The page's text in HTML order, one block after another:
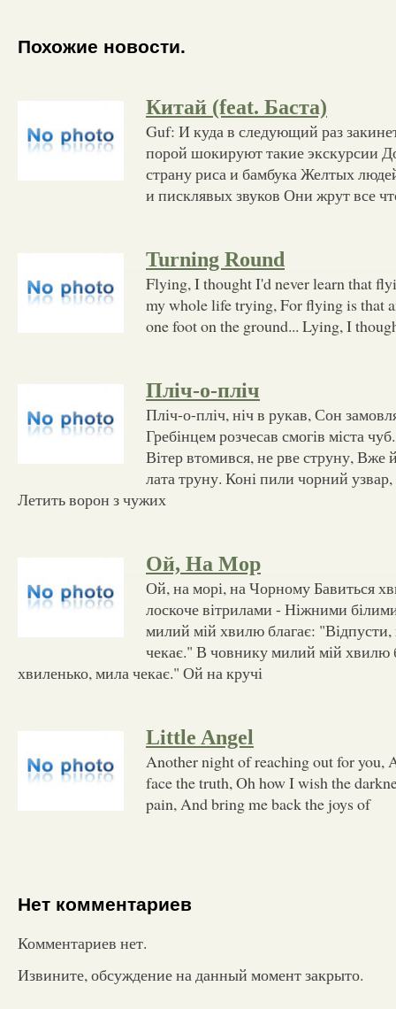
Похожие новости.
Китай (feat. Баста)
Guf: И куда в следующий раз
порой шокируют такие экскурсии
страну риса и бамбука Желтых
и писклявых звуков Они жрут все
Turning Round
Flying, I thought I'd never learn that
my whole life trying, For flying is that
one foot on the ground... Lying, I
Пліч-о-пліч
Пліч-о-пліч, ніч в рукав, Сон
Гребінцем розчесав смогів міста
Вітер втомився, не рве струну, Вже
лата труну. Коні пили чорний
Летить ворон з чужих
Ой, На Мор
Ой, на морі, на Чорному Бавиться
лоскоче вітрилами - Ніжними
милий мій хвилю благає:
чекає." В човнику милий мій хвилю
хвиленько, мила чекає." Ой на кручі
Little Angel
Another night of reaching out for you,
face the truth, Oh how I wish the
pain, And bring me back the joys of
Нет комментариев
Комментариев нет.
Извините, обсуждение на данный момент закрыто.